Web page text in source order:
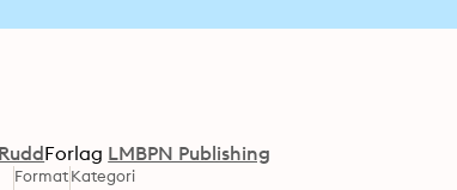
Forlag LMBPN Publishing
FormatKategori